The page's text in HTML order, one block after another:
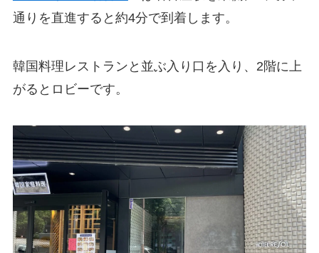
通りを直進すると約4分で到着します。
韓国料理レストランと並ぶ入り口を入り、2階に上
がるとロビーです。